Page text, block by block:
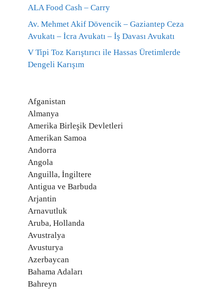
ALA Food Cash – Carry
Av. Mehmet Akif Dövencik – Gaziantep Ceza
Avukatı – İcra Avukatı – İş Davası Avukatı
V Tipi Toz Karıştırıcı ile Hassas Üretimlerde
Dengeli Karışım
Afganistan
Almanya
Amerika Birleşik Devletleri
Amerikan Samoa
Andorra
Angola
Anguilla, İngiltere
Antigua ve Barbuda
Arjantin
Arnavutluk
Aruba, Hollanda
Avustralya
Avusturya
Azerbaycan
Bahama Adaları
Bahreyn